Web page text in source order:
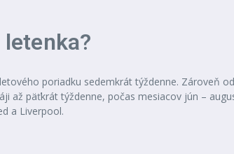
poriadku sedemkrát týždenne. Zároveň
až päťkrát týždenne, počas mesiacov jún –
a Liverpool.